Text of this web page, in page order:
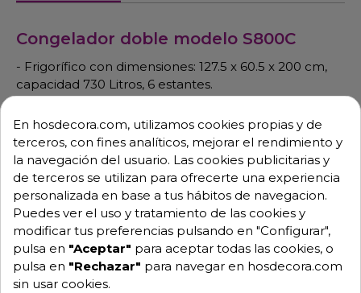
Congelador doble modelo S800C
- Frigorífico con dimensiones: 127.5 x 60.5 x 200 cm,
capacidad 730 Litros, 6 estantes.
- 230 V-50 Hz.
- Clase climática 4.
- Gas refrigerante R-290
- Potencia del frigorífico 605 W.
- Potencia eléctrica 560 W.
* Posibilidad de usar gas refrigerante R-290 (consultar
incremento del precio).
En hosdecora.com, utilizamos cookies propias y de
terceros, con fines analíticos, mejorar el rendimiento y
la navegación del usuario. Las cookies publicitarias y
de terceros se utilizan para ofrecerte una experiencia
personalizada en base a tus hábitos de navegacion.
Puedes ver el uso y tratamiento de las cookies y
modificar tus preferencias pulsando en "Configurar",
pulsa en "Aceptar" para aceptar todas las cookies, o
pulsa en "Rechazar" para navegar en hosdecora.com
sin usar cookies.